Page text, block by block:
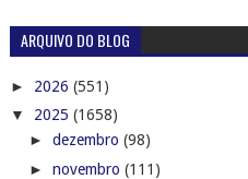
ARQUIVO DO BLOG
► 2026 (551)
▼ 2025 (1658)
► dezembro (98)
► novembro (111)